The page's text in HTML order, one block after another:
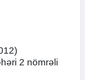
2 nömrəli